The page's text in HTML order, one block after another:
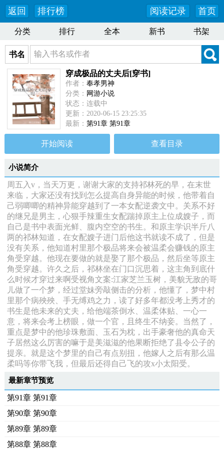
返回 排行榜 首页
阅读记录
分类 排行 全本 新书 书架
书名
穿成极品的丈夫后[穿书]
作者： 奉孝男神
分类： 网游小说
状态：连载中
更新：2020-06-15 23:25:35
最新： 第91章 第91章
开始阅读 查看目录
小说简介
周五入v，当天万更，谢谢大家的支持祁林死的早，在末世
来临，大家还没有找到怎么提高自身异能的时候，他带着自
己弱唧唧的精神异能穿越到了一本女配逆袭文中。关系不好
的继兄是男主，心狠手辣重生女配踹掉原主上位成嫂子，而
自己是书中表面光鲜、腹内空空的书生。和原主学识半斤八
两的祁林知道，在女配嫂子进门后他这书就读不成了，但是
没有关系，他知道村里那个极品将来会被温柔会赚钱的原主
角受穿越。他现在要做的就是娶了那个极品，然后坐等原主
角受穿越。许久之后，祁林坐在门口沉思着，这主角到底什
么时候才穿过来啊受视角文案:江家芝兰玉树，美貌无敌的哥
儿做了一个梦，经过堂妹旁敲侧击的分析，他懂了，梦中村
里那个病殃殃、手无缚鸡之力，读了好多年都没考上秀才的
书生是他未来的丈夫，给他端茶倒水、温柔体贴、一心一
意，将来会考上榜眼，做一个官，且终生不纳妾。当然了，
重点是梦中的他珍珠敷面、玉石为枕，出手豪奢他的真命天
子居然这么厉害的嘛于是美滋滋的他果断拒绝了县令公子的
提亲。就是这个梦里的自己有点别扭，他嫁人之后有那么温
柔吗等你带飞我，但最后还得自己飞的攻x小太阳受。
最新章节预览
第91章 第91章
第90章 第90章
第89章 第89章
第88章 第88章